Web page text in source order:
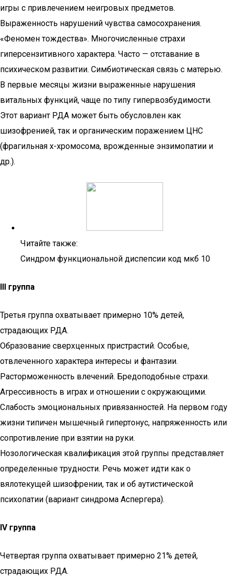
игры с привлечением неигровых предметов.
Выраженность нарушений чувства самосохранения.
«Феномен тождества». Многочисленные страхи
гиперсензитивного характера. Часто — отставание в
психическом развитии. Симбиотическая связь с матерью.
В первые месяцы жизни выраженные нарушения
витальных функций, чаще по типу гипервозбудимости.
Этот вариант РДА может быть обусловлен как
шизофренией, так и органическим поражением ЦНС
(фрагильная х-хромосома, врожденные энзимопатии и
др.).
Читайте также:
Синдром функциональной диспепсии код мкб 10
III группа
Третья группа охватывает примерно 10% детей,
страдающих РДА.
Образование сверхценных пристрастий. Особые,
отвлеченного характера интересы и фантазии.
Расторможенность влечений. Бредоподобные страхи.
Агрессивность в играх и отношении с окружающими.
Слабость эмоциональных привязанностей. На первом году
жизни типичен мышечный гипертонус, напряженность или
сопротивление при взятии на руки.
Нозологическая квалификация этой группы представляет
определенные трудности. Речь может идти как о
вялотекущей шизофрении, так и об аутистической
психопатии (вариант синдрома Аспергера).
IV группа
Четвертая группа охватывает примерно 21% детей,
страдающих РДА.